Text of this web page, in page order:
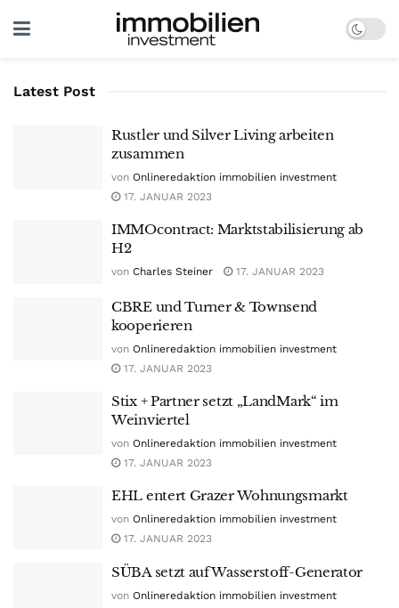
Latest Post
Rustler und Silver Living arbeiten
zusammen
von Onlineredaktion immobilien investment
17. JANUAR 2023
IMMOcontract: Marktstabilisierung ab
H2
von Charles Steiner 17. JANUAR 2023
CBRE und Turner & Townsend
kooperieren
von Onlineredaktion immobilien investment
17. JANUAR 2023
Stix + Partner setzt „LandMark“ im
Weinviertel
von Onlineredaktion immobilien investment
17. JANUAR 2023
EHL entert Grazer Wohnungsmarkt
von Onlineredaktion immobilien investment
17. JANUAR 2023
SÜBA setzt auf Wasserstoff-Generator
von Onlineredaktion immobilien investment